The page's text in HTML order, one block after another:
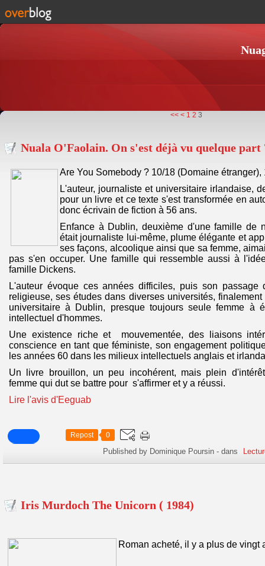
<< < 1 2 3
Nuala O'Faolain. On s'est déjà vu quelque part
Are You Somebody ? 10/18 (Domaine étranger),
L'auteur, journaliste et universitaire irlandaise,
pour un livre et ce texte s'est transformée en
donc écrivain de fiction à 56 ans.
Enfance à Dublin, deuxième d'une famille de
était journaliste lui-même, plume élégante et
ses façons, alcoolique ainsi que sa femme,
pas s'en occuper. Une famille qui ressemble aussi à
famille Dickens.
L'auteur évoque ces années difficiles, puis son passage
religieuse, ses études dans diverses universités,
universitaire à Dublin, presque toujours seule femme à
intellectuel d'hommes.
Une existence riche et mouvementée, des liaisons
conscience en tant que féministe, son engagement
les années 60 dans les milieux intellectuels anglais et
Un livre brouillon, un peu incohérent, mais plein
femme qui dut se battre pour s'affirmer et y a réussi.
Lire l'avis d'Eeguab
Repost 0
Published by Dominique Poursin -dans
Iris Murdoch The Unicorn ( 1984)
Roman acheté, il y a plus de vingt